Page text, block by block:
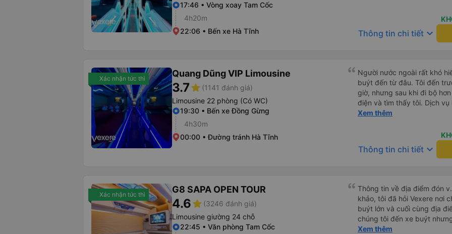
17:46 • Vòng xoay Tam Cốc
4h20m
22:06 • Bến xe Hà Tĩnh
Thông tin chi tiết keyboard_arrow_down
Xác nhận tức thì Quang Dũng VIP Limousine
3.7star (1141 đánh giá)
Limousine 22 phòng (Có WC)
19:30 • Bến xe Đồng Gừng
4h30m
00:00 • Đường tránh Hà Tĩnh
Người nước ngoài rất khó
buýt đến từ đâu. Tôi đến
giờ, nhưng sau khi đi bộ
điện và tìm thấy tôi. Dịch
tôi ngủ ngon hơn ở khách
cho điểm tối đa. Cảm ơn
Xem thêm
Thông tin chi tiết keyboard_arrow_down
Xác nhận tức thì G8 SAPA OPEN TOUR
4.6star (3246 đánh giá)
Limousine giường 24 chỗ
22:45 • Văn phòng Tam Cốc
Thông tin về địa điểm đón
khảo, tôi đã hỏi Vexere nơi
buýt lớn và cuối cùng địa
chúng tôi đến xe buýt
Chúng tôi khởi hành đúng
Xem thêm